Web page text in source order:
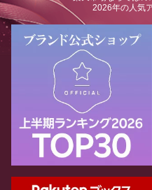
2026年の人気